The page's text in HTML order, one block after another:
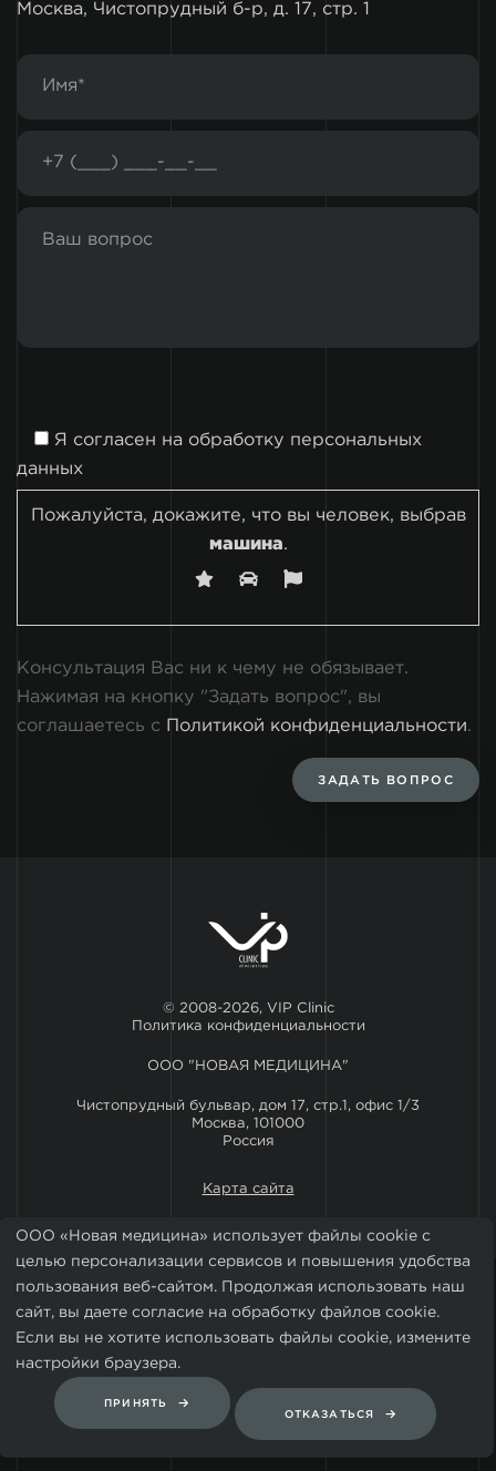
Москва, Чистопрудный б-р, д. 17, стр. 1
Я согласен на обработку персональных
данных
Пожалуйста, докажите, что вы человек, выбрав
машина.
Консультация Вас ни к чему не обязывает.
Нажимая на кнопку "Задать вопрос", вы
соглашаетесь с
Политикой конфиденциальности.
ЗАДАТЬ ВОПРОС
© 2008-2026, VIP Clinic
Политика конфиденциальности
ООО "НОВАЯ МЕДИЦИНА"
Чистопрудный бульвар, дом 17, стр.1, офис 1/3
Москва, 101000
Россия
Карта сайта
Установить мобильное приложение VIP Clinic
ООО «Новая медицина» использует файлы cookie с
целью персонализации сервисов и повышения удобства
пользования веб-сайтом. Продолжая использовать наш
сайт, вы даете согласие на обработку файлов cookie.
Если вы не хотите использовать файлы cookie, измените
настройки браузера.
ПРИНЯТЬ
ОТКАЗАТЬСЯ